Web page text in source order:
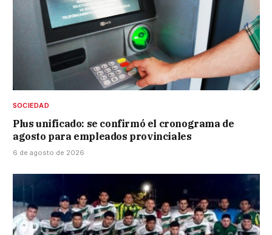
SOCIEDAD
Plus unificado: se confirmó el cronograma de
agosto para empleados provinciales
6 de agosto de 2026